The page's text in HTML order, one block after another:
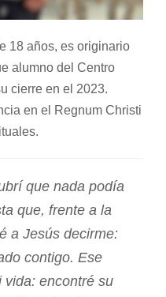
18 años, es originario
alumno del Centro
cierre en el 2023.
en el Regnum Christi
que nada podía
que, frente a la
a Jesús decirme:
contigo. Ese
vida: encontré su